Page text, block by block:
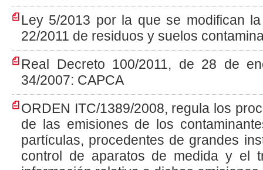
Ley 5/2013 por la que se modifican
22/2011 de residuos y suelos
Real Decreto 100/2011, de 28 de
34/2007: CAPCA
ORDEN ITC/1389/2008, regula los
de las emisiones de los
partículas, procedentes de grandes
control de aparatos de medida y el